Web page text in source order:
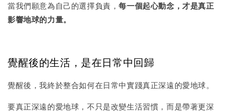
當我們願意為自己的選擇負責，每一個起心動念，才是真正
影響地球的力量。
覺醒後的生活，是在日常中回歸
覺醒後，我終於整合如何在日常中實踐真正深遠的愛地球。
要真正深遠的愛地球，不只是改變生活習慣，而是帶著更深